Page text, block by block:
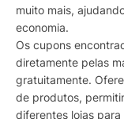
muito mais,
economia.
Os cupons
diretamente pelas
gratuitamente.
de produtos,
diferentes lojas